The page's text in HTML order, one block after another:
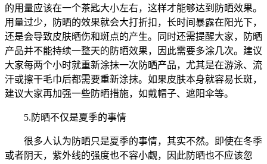
的用量应该在一个茶匙大小左右，这样才能够达到防晒效果。
用量过少，防晒的效果就会大打折扣，长时间暴露在阳光下，
还是会导致皮肤晒伤和斑点的产生。同时还需提醒大家，防晒
产品并不能持续一整天的防晒效果，因此需要多涂几次。建议
大家每两个小时就重新涂抹一次防晒产品，尤其是在游泳、流
汗或擦干毛巾后都需要重新涂抹。如果皮肤本身就容易长斑，
建议大家再加强一些防晒措施，如戴帽子、遮阳伞等。
5.防晒不仅是夏季的事情
很多人认为防晒只是夏季的事情，其实不然。即使在冬季
或者阴天，紫外线的强度也不容小觑，因此防晒也不应该忽